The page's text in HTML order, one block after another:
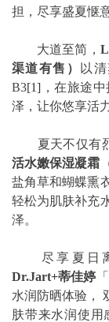
担，尽享盛夏惬
大道至简，
渠道有售）
以
B3[1] ，在旅途
泽，让你悠享活
夏天不仅有烈
活水嫩保湿凝霜
盐角草和蝴蝶熏
轻松为肌肤补充
泽。
尽享夏日离
Dr.Jart+蒂佳婷
水润防晒体验，
肤带来水润使用